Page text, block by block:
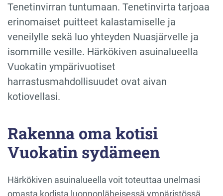
Tenetinvirran tuntumaan. Tenetinvirta tarjoaa
erinomaiset puitteet kalastamiselle ja
veneilylle sekä luo yhteyden Nuasjärvelle ja
isommille vesille. Härkökiven asuinalueella
Vuokatin ympärivuotiset
harrastusmahdollisuudet ovat aivan
kotiovellasi.
Rakenna oma kotisi
Vuokatin sydämeen
Härkökiven asuinalueella voit toteuttaa unelmasi
omasta kodista luonnonläheisessä ympäristössä.